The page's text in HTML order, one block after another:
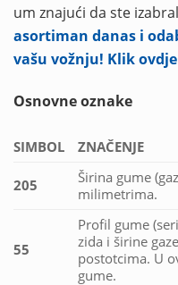
um znajući da ste
asortiman danas i
vašu vožnju! Klik
Osnovne oznake
SIMBOL ZNAČENJE
205
Širina gume
milimetrima.
55
Profil gume
zida i širine
postotcima. U
gume.